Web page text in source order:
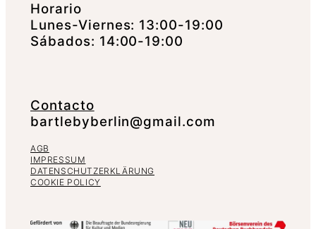
Horario
Lunes-Viernes: 13:00-19:00
Sábados: 14:00-19:00
Contacto
bartlebyberlin@gmail.com
AGB
IMPRESSUM
DATENSCHUTZERKLÄRUNG
COOKIE POLICY